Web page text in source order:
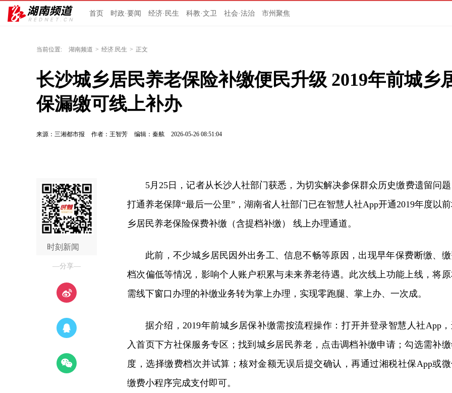
首页 时政·要闻 经济·民生 科教·文卫 社会·法治 市州聚焦
当前位置: 湖南频道 > 经济.民生 > 正文
长沙城乡居民养老保险补缴便民升级 2019年前城乡
保漏缴可线上补办
来源：三湘都市报 作者：王智芳 编辑：秦舷 2026-05-26 08:51:04
时刻新闻
—分享—
5月25日，记者从长沙人社部门获悉，为切实解决参保群众历史缴费遗留问题
打通养老保障“最后一公里”，湖南省人社部门已在智慧人社App开通2019年度以
乡居民养老保险保费补缴（含提档补缴） 线上办理通道。
此前，不少城乡居民因外出务工、信息不畅等原因，出现早年保费断缴、
档次偏低等情况，影响个人账户积累与未来养老待遇。此次线上功能上线，将
需线下窗口办理的补缴业务转为掌上办理，实现零跑腿、掌上办、一次成。
据介绍，2019年前城乡居保补缴需按流程操作：打开并登录智慧人社App
入首页下方社保服务专区；找到城乡居民养老，点击调档补缴申请；勾选需补
度，选择缴费档次并试算；核对金额无误后提交确认，再通过湘税社保App或
缴费小程序完成支付即可。